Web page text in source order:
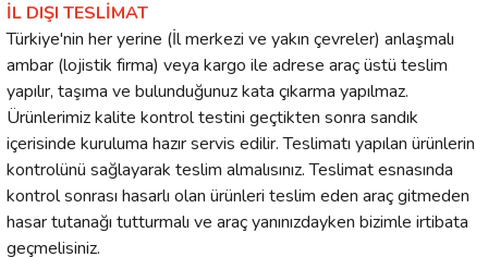
İL DIŞI TESLİMAT
Türkiye'nin her yerine (İl merkezi ve yakın çevreler) anlaşmalı
ambar (lojistik firma) veya kargo ile adrese araç üstü teslim
yapılır, taşıma ve bulunduğunuz kata çıkarma yapılmaz.
Ürünlerimiz kalite kontrol testini geçtikten sonra sandık
içerisinde kuruluma hazır servis edilir. Teslimatı yapılan ürünlerin
kontrolünü sağlayarak teslim almalısınız. Teslimat esnasında
kontrol sonrası hasarlı olan ürünleri teslim eden araç gitmeden
hasar tutanağı tutturmalı ve araç yanınızdayken bizimle irtibata
geçmelisiniz.